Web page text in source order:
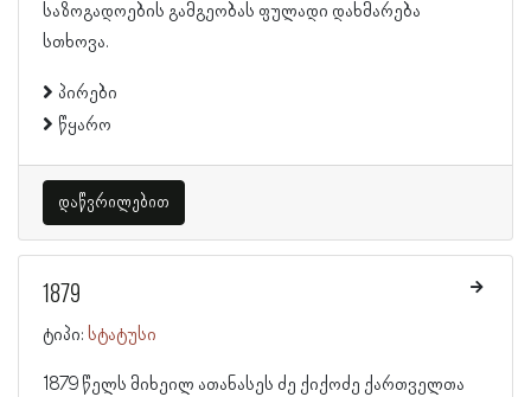
საზოგადოების გამგეობას ფულადი დახმარება
სთხოვა.
პირები
წყარო
დაწვრილებით
1879
ტიპი: სტატუსი
1879 წელს მიხეილ ათანასეს ძე ქიქოძე ქართველთა